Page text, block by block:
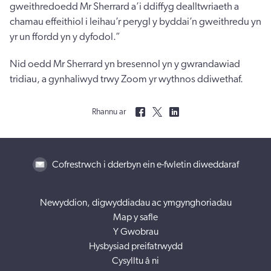
gweithredoedd Mr Sherrard a’i ddiffyg dealltwriaeth a
chamau effeithiol i leihau’r perygl y byddai’n gweithredu yn
yr un ffordd yn y dyfodol.”
Nid oedd Mr Sherrard yn bresennol yn y gwrandawiad
tridiau, a gynhaliwyd trwy Zoom yr wythnos ddiwethaf.
Rhannu ar
Cofrestrwch i dderbyn ein e-fwletin diweddaraf
Newyddion, digwyddiadau ac ymgynghoriadau
Map y safle
Y Gwobrau
Hysbysiad preifatrwydd
Cysylltu â ni